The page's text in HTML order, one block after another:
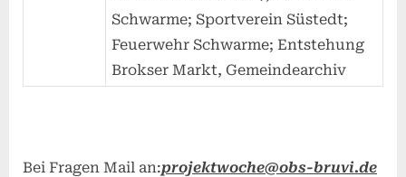
Schwarme; Sportverein Süstedt;
Feuerwehr Schwarme; Entstehung
Brokser Markt, Gemeindearchiv
Bei Fragen Mail an:projektwoche@obs-bruvi.de